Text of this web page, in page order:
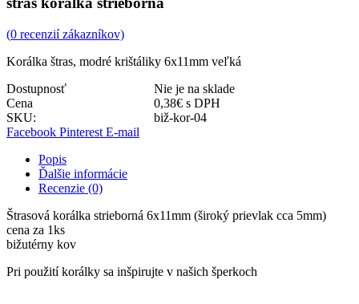
(0 recenzií zákazníkov)
Korálka štras, modré krištáliky 6x11mm veľká
Dostupnosť
Nie je na sklade
Cena
0,38€ s DPH
SKU:
biž-kor-04
Facebook Pinterest E-mail
Popis
Ďalšie informácie
Recenzie (0)
Štrasová korálka strieborná 6x11mm (široký prievlak cca 5mm)
cena za 1ks
bižutérny kov
Pri použití korálky sa inšpirujte v našich šperkoch